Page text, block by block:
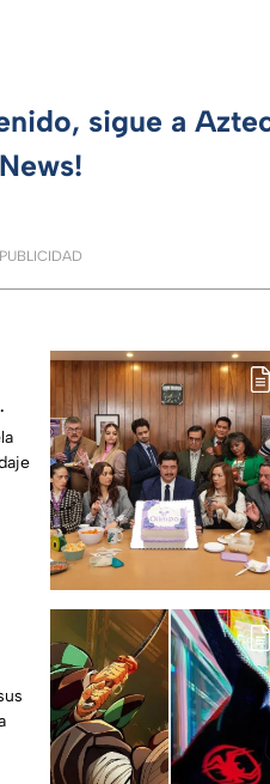
sigue a
News!
PUBLICIDAD